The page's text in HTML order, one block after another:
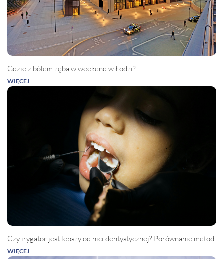
Gdzie z bólem zęba w weekend w Łodzi?
WIĘCEJ
Czy irygator jest lepszy od nici dentystycznej? Porównanie metod
WIĘCEJ